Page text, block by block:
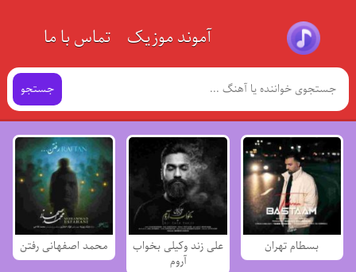
آموند موزیک تماس با ما
جستجو
بسطام تهران
علی زند وکیلی بخواب
آروم
محمد اصفهانی رفتن